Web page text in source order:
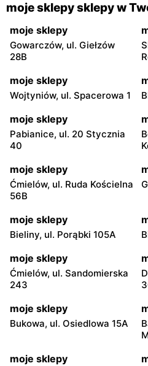
moje sklepy sklepy w
moje sklepy
Gowarczów, ul. Giełzów
28B
moje sklepy
Wojtyniów, ul. Spacerowa 1
moje sklepy
Pabianice, ul. 20 Stycznia
40
moje sklepy
Ćmielów, ul. Ruda Kościelna
56B
moje sklepy
Bieliny, ul. Porąbki 105A
moje sklepy
Ćmielów, ul. Sandomierska
243
moje sklepy
Bukowa, ul. Osiedlowa 15A
moje sklepy